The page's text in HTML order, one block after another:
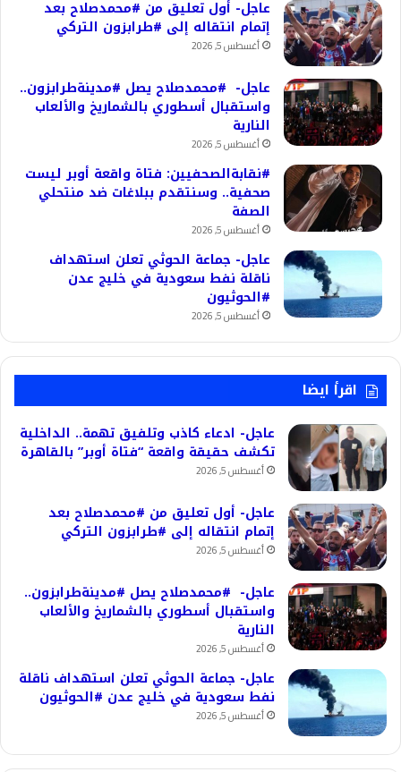
عاجل- أول تعليق من #محمدصلاح بعد
إتمام انتقاله إلى #طرابزون التركي
أغسطس 5, 2026
عاجل- #محمدصلاح يصل #مدينةطرابزون..
واستقبال أسطوري بالشماريخ والألعاب
النارية
أغسطس 5, 2026
#نقابةالصحفيين: فتاة واقعة أوبر ليست
صحفية.. وسنتقدم ببلاغات ضد منتحلي
الصفة
أغسطس 5, 2026
عاجل- جماعة الحوثي تعلن استهداف
ناقلة نفط سعودية في خليج عدن
#الحوثيون
أغسطس 5, 2026
اقرأ ايضا
عاجل- ادعاء كاذب وتلفيق تهمة.. الداخلية
تكشف حقيقة واقعة “فتاة أوبر” بالقاهرة
أغسطس 5, 2026
عاجل- أول تعليق من #محمدصلاح بعد
إتمام انتقاله إلى #طرابزون التركي
أغسطس 5, 2026
عاجل- #محمدصلاح يصل #مدينةطرابزون..
واستقبال أسطوري بالشماريخ والألعاب
النارية
أغسطس 5, 2026
عاجل- جماعة الحوثي تعلن استهداف ناقلة
نفط سعودية في خليج عدن #الحوثيون
أغسطس 5, 2026